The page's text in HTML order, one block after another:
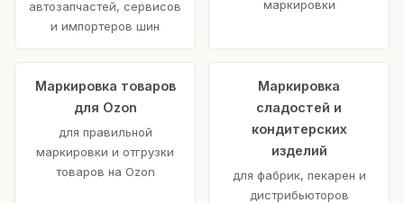
автозапчастей, сервисов
и импортеров шин
маркировки
Маркировка товаров
для Ozon
для правильной
маркировки и отгрузки
товаров на Ozon
Маркировка
сладостей и
кондитерских
изделий
для фабрик, пекарен и
дистрибьюторов